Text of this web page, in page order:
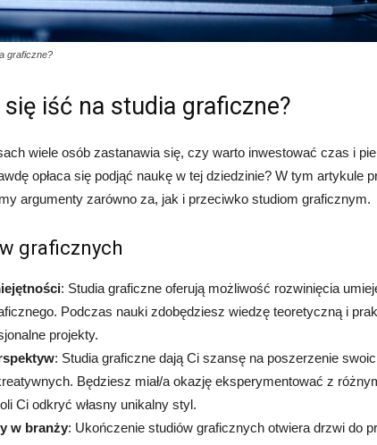
graficzne?
się iść na studia graficzne?
wiele osób zastanawia się, czy warto inwestować czas i
opłaca się podjąć naukę w tej dziedzinie? W tym artykule
argumenty zarówno za, jak i przeciwko studiom graficznym.
graficznych
: Studia graficzne oferują możliwość rozwinięcia
Podczas nauki zdobędziesz wiedzę teoretyczną i
projekty.
: Studia graficzne dają Ci szansę na poszerzenie
Będziesz miał/a okazję eksperymentować z
Ci odkryć własny unikalny styl.
w branży: Ukończenie studiów graficznych otwiera drzwi do